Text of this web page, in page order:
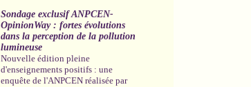
Sondage exclusif ANPCEN-
OpinionWay : fortes évolutions
dans la perception de la pollution
lumineuse
Nouvelle édition pleine
d'enseignements positifs : une
enquête de l'ANPCEN réalisée par